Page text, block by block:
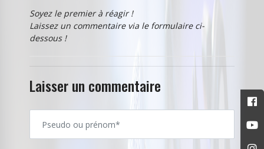
Soyez le premier à réagir !
Laissez un commentaire via le formulaire ci-
dessous !
Laisser un commentaire